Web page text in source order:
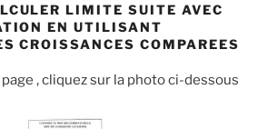
LIMITE SUITE AVEC
EN UTILISANT
CROISSANCES COMPAREES
, cliquez sur la photo ci-dessous